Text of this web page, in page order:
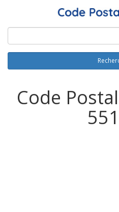
Code